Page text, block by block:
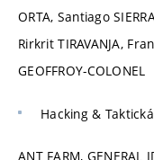
ORTA, Santiago
Rirkrit TIRAVANJA,
GEOFFROY-COLONEL
Hacking &
ANT FARM, GENERAL